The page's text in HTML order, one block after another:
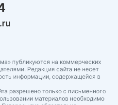
публикуются на коммерческих
Редакция сайта не несет
информации, содержащейся в
разрешено только с письменного
материалов необходимо